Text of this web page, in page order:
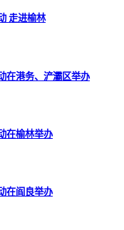
走进榆林
在港务、浐灞区举办
在榆林举办
在阎良举办